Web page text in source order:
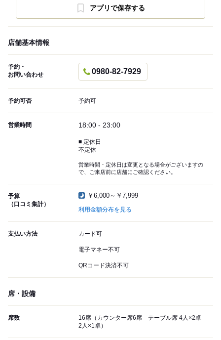
アプリで保存する
店舗基本情報
予約・
お問い合わせ
0980-82-7929
予約可否 予約可
営業時間 18:00 - 23:00
■ 定休日
不定休
営業時間・定休日は変更となる場合がございますの
で、ご来店前に店舗にご確認ください。
予算
（口コミ集計）
￥6,000～￥7,999
利用金額分布を見る
支払い方法 カード可
電子マネー不可
QRコード決済不可
席・設備
席数
16席（カウンター席6席 テーブル席 4人×2卓
2人×1卓）